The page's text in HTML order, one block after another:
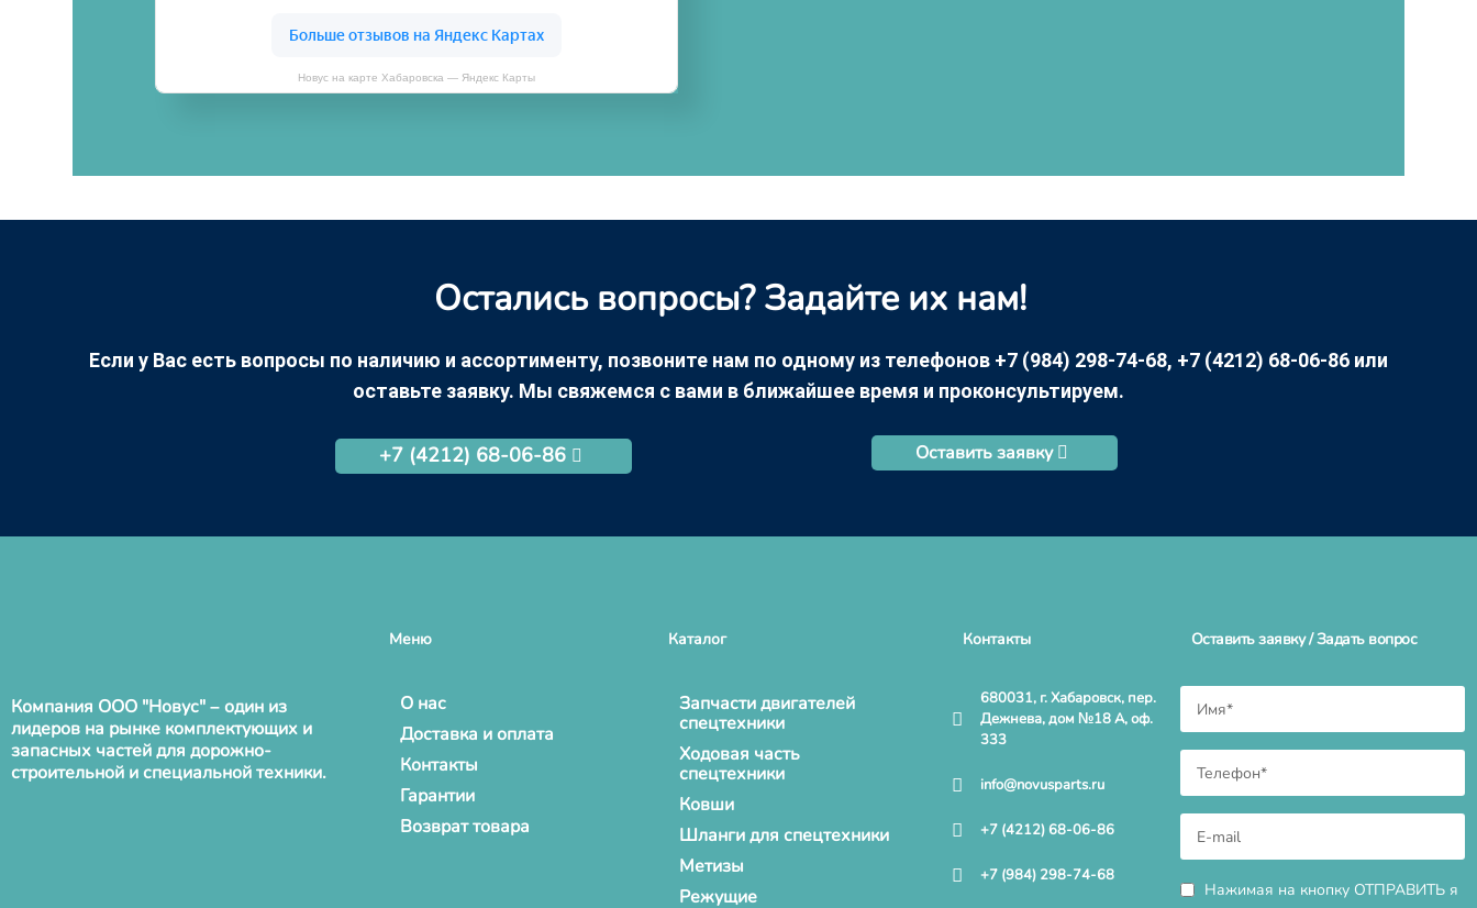
Новус на карте Хабаровска — Яндекс Карты
Остались вопросы? Задайте их нам!
Если у Вас есть вопросы по наличию и ассортименту, позвоните нам по одному из телефонов +7 (984) 298-74-68, +7 (4212) 68-06-86 или
оставьте заявку. Мы свяжемся с вами в ближайшее время и проконсультируем.
+7 (4212) 68-06-86 Оставить заявку
Компания ООО "Новус" – один из
лидеров на рынке комплектующих и
запасных частей для дорожно-
строительной и специальной техники.
Меню
О нас
Доставка и оплата
Контакты
Гарантии
Возврат товара
Каталог
Запчасти двигателей
спецтехники
Ходовая часть
спецтехники
Ковши
Шланги для спецтехники
Метизы
Режущие
Контакты
680031, г. Хабаровск, пер.
Дежнева, дом №18 А, оф.
333
info@novusparts.ru
+7 (4212) 68-06-86
+7 (984) 298-74-68
Оставить заявку / Задать вопрос
Нажимая на кнопку ОТПРАВИТЬ я